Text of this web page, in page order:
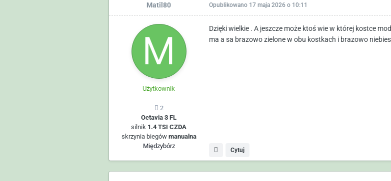
Matil80
Użytkownik
2
Octavia 3 FL
silnik 1.4 TSI CZDA
skrzynia biegów manualna
Międzybórz
Opublikowano 17 maja 2026 o 10:11
Dzięki wielkie . A jeszcze może ktoś wie w której kostce
ma a sa brazowo zielone w obu kostkach i brazowo
Cytuj